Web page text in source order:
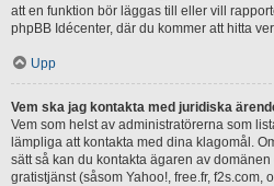
att en funktion bör läggas till eller vill
phpBB Idécenter, där du kommer att hitta
Upp
Vem ska jag kontakta med juridiska
Vem som helst av administratörerna som
lämpliga att kontakta med dina klagomål.
sätt så kan du kontakta ägaren av
gratistjänst (såsom Yahoo!, free.fr, f2s.com,